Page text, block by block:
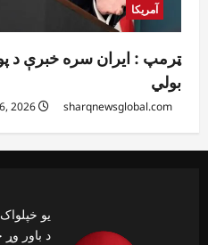
آمریکا
ټرمپ : ایران سره خبرې د
بولي
sharqnewsglobal.com
یو
د باور وړ